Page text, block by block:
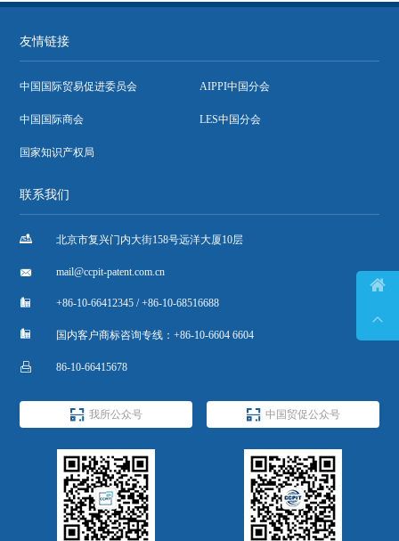
友情链接
中国国际贸易促进委员会 AIPPI中国分会
中国国际商会 LES中国分会
国家知识产权局
联系我们
 北京市复兴门内大街158号远洋大厦10层
 mail@ccpit-patent.com.cn
 +86-10-66412345 / +86-10-68516688
 国内客户商标咨询专线：+86-10-6604 6604
 86-10-66415678
 我所公众号  中国贸促公众号

